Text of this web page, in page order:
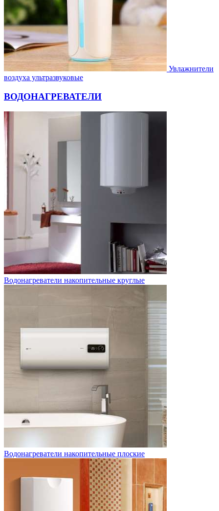
Увлажнители
воздуха ультразвуковые
ВОДОНАГРЕВАТЕЛИ
Водонагреватели накопительные круглые
Водонагреватели накопительные плоские